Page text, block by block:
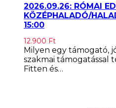
2026.09.26: RÓMAI
KÖZÉPHALADÓ/
15:00
12.900 Ft
Milyen egy támogató,
szakmai támogatással
Fitten és…